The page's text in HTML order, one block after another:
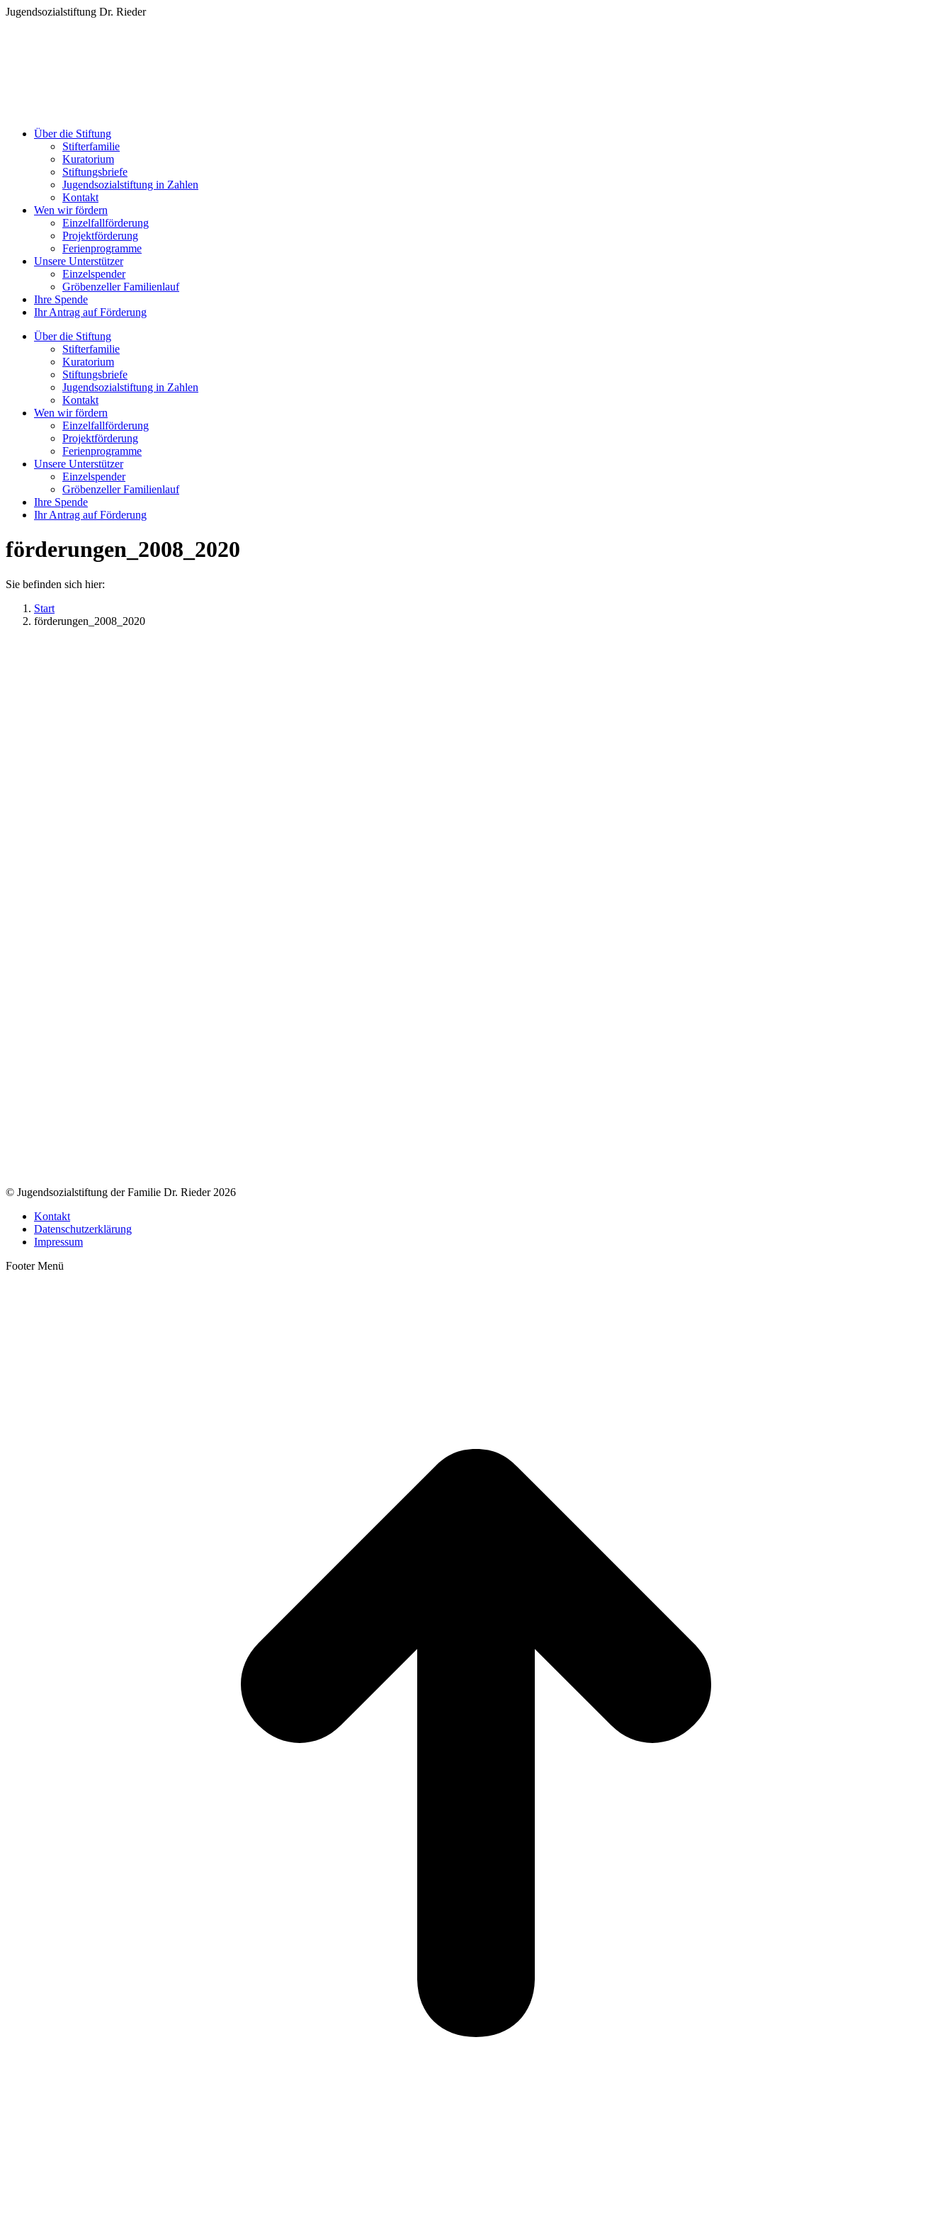
Zum
Jugendsozialstiftung Dr. Rieder
Über die Stiftung
Stifterfamilie
Kuratorium
Stiftungsbriefe
Jugendsozialstiftung in Zahlen
Kontakt
Wen wir fördern
Einzelfallförderung
Projektförderung
Ferienprogramme
Unsere Unterstützer
Einzelspender
Gröbenzeller Familienlauf
Ihre Spende
Ihr Antrag auf Förderung
Über die Stiftung
Stifterfamilie
Kuratorium
Stiftungsbriefe
Jugendsozialstiftung in Zahlen
Kontakt
Wen wir fördern
Einzelfallförderung
Projektförderung
Ferienprogramme
Unsere Unterstützer
Einzelspender
Gröbenzeller Familienlauf
Ihre Spende
Ihr Antrag auf Förderung
förderungen_2008_2020
Sie befinden sich hier:
Start
förderungen_2008_2020
© Jugendsozialstiftung der Familie Dr. Rieder 2026
Kontakt
Datenschutzerklärung
Impressum
Footer Menü